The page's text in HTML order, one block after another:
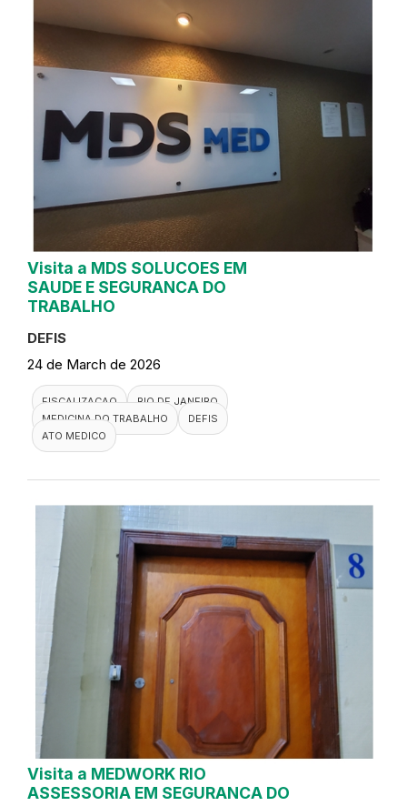
Visita a MDS SOLUCOES EM
SAUDE E SEGURANCA DO
TRABALHO
DEFIS
24 de March de 2026
FISCALIZACAO
RIO DE JANEIRO
MEDICINA DO TRABALHO
DEFIS
ATO MEDICO
Visita a MEDWORK RIO
ASSESSORIA EM SEGURANCA DO